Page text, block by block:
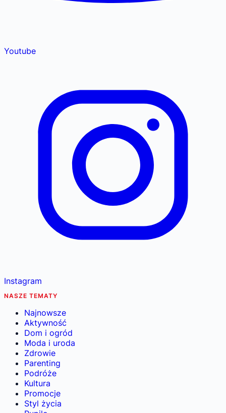
Youtube
Instagram
NASZE TEMATY
Najnowsze
Aktywność
Dom i ogród
Moda i uroda
Zdrowie
Parenting
Podróże
Kultura
Promocje
Styl życia